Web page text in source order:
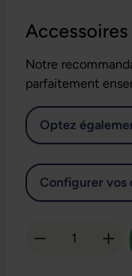
Accessoires
Notre
parfaitement
Optez
Configurer vos
Quantité de